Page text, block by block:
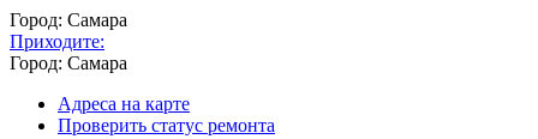
Город: Самара
Приходите:
Город: Самара
Адреса на карте
Проверить статус ремонта